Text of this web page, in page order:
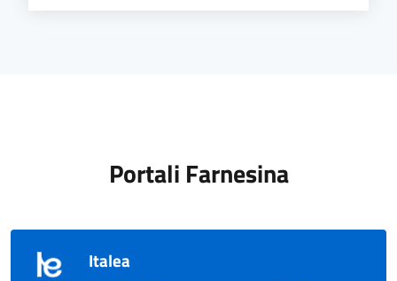
Portali Farnesina
Italea